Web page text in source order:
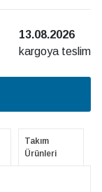
13.08.2026
kargoya teslim
Takım
Ürünleri